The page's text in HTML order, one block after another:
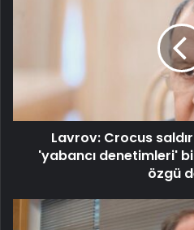
Lavrov: Crocus
'yabancı denetimleri'
özgü